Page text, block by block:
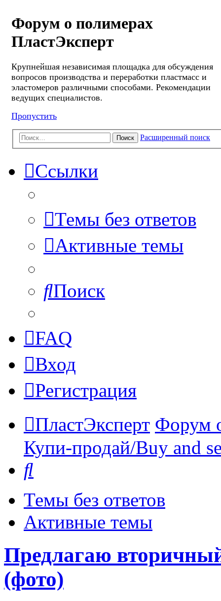
Форум о полимерах
ПластЭксперт
Крупнейшая независимая площадка для обсуждения
вопросов производства и переработки пластмасс и
эластомеров различными способами. Рекомендации
ведущих специалистов.
Пропустить
Поиск Расширенный поиск
Ссылки
Темы без ответов
Активные темы
Поиск
FAQ
Вход
Регистрация
ПластЭксперт Форум
Купи-продай/Buy and
Темы без ответов
Активные темы
Предлагаю
(фото)